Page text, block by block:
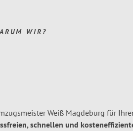
WIR?
Weiß Magdeburg für
schnellen und